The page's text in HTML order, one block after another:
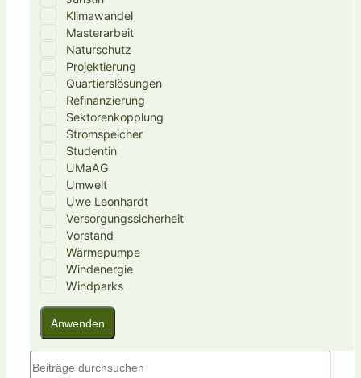
Klimawandel
Masterarbeit
Naturschutz
Projektierung
Quartierslösungen
Refinanzierung
Sektorenkopplung
Stromspeicher
Studentin
UMaAG
Umwelt
Uwe Leonhardt
Versorgungssicherheit
Vorstand
Wärmepumpe
Windenergie
Windparks
Anwenden